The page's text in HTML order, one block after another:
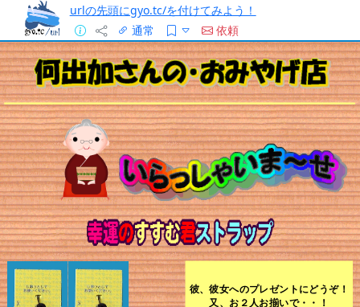
urlの先頭にgyo.tc/を付けてみよう！
通常
依頼